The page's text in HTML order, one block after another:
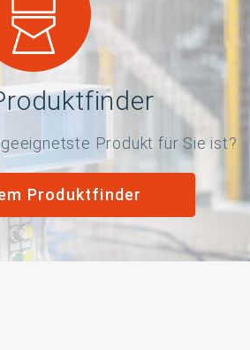
Produkt für Sie ist?
Produktfinder